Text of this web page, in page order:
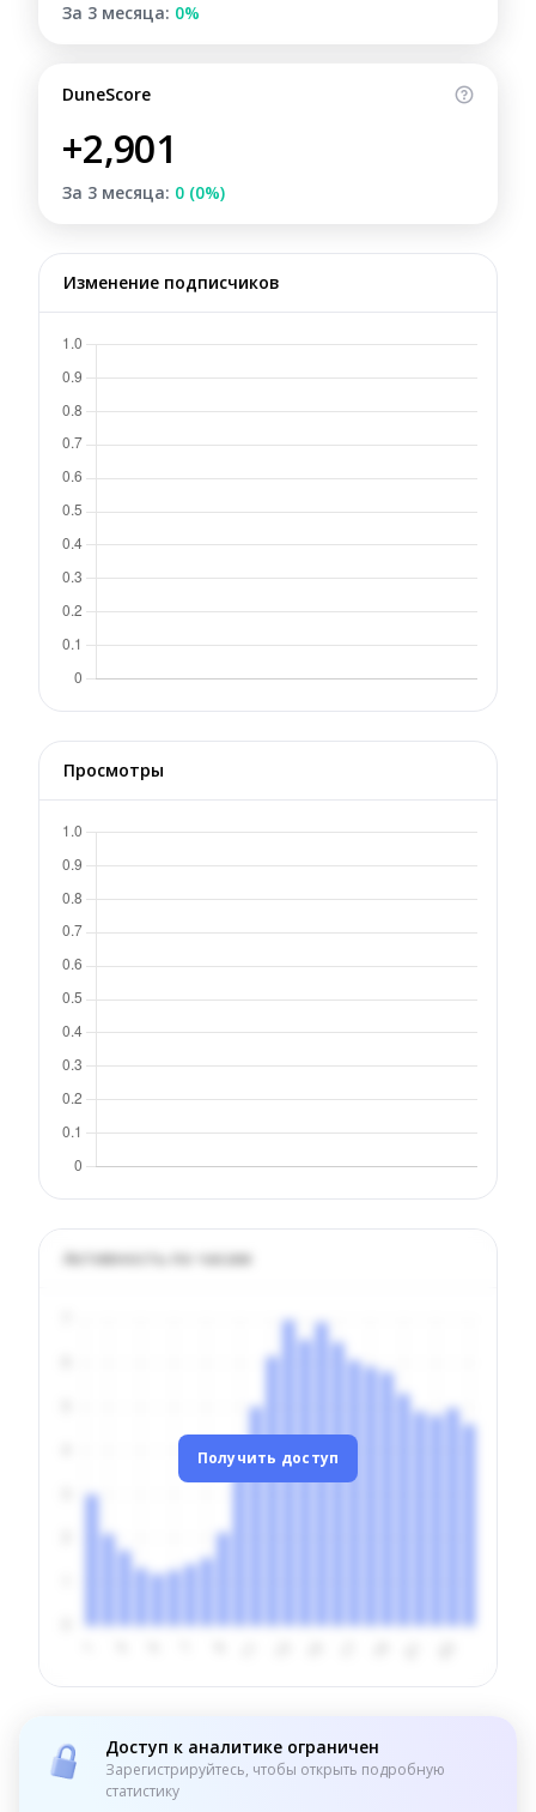
За 3 месяца: 0%
DuneScore
+2,901
За 3 месяца: 0 (0%)
Изменение подписчиков
Просмотры
Активность по часам
Получить доступ
Доступ к аналитике ограничен
Зарегистрируйтесь, чтобы открыть подробную
статистику